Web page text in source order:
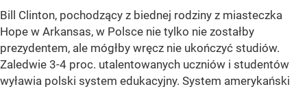
Bill Clinton, pochodzący z biednej rodziny z miasteczka
Hope w Arkansas, w Polsce nie tylko nie zostałby
prezydentem, ale mógłby wręcz nie ukończyć studiów.
Zaledwie 3-4 proc. utalentowanych uczniów i studentów
wyławia polski system edukacyjny. System amerykański